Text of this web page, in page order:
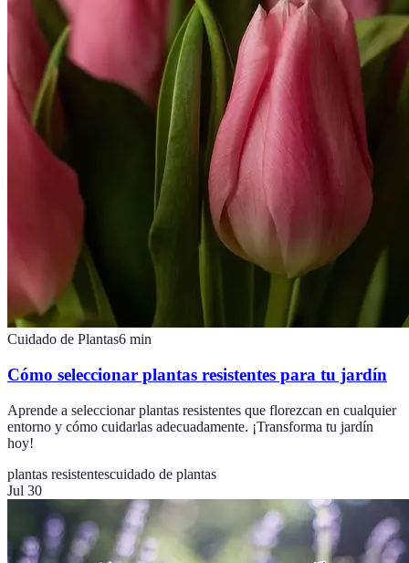
Cuidado de Plantas6 min
Cómo seleccionar plantas resistentes para tu jardín
Aprende a seleccionar plantas resistentes que florezcan en cualquier
entorno y cómo cuidarlas adecuadamente. ¡Transforma tu jardín
hoy!
plantas resistentescuidado de plantas
Jul 30